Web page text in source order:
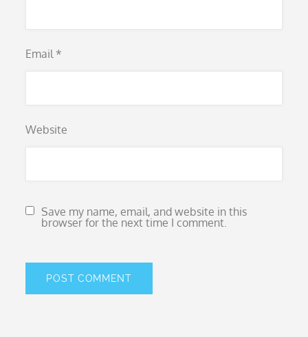
Email *
Website
Save my name, email, and website in this
browser for the next time I comment.